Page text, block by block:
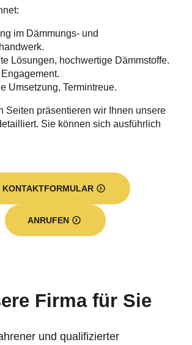
im Dämmungs- und
Lösungen, hochwertige Dämmstoffe.
Umsetzung, Termintreue.
Seiten präsentieren wir Ihnen unsere
Sie können sich ausführlich
KONTAKTFORMULAR
ANRUFEN
Firma für Sie
und qualifizierter